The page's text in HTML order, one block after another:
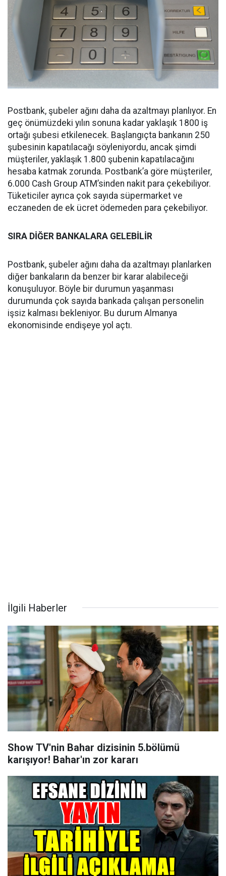
Postbank, şubeler ağını daha da azaltmayı planlıyor. En
geç önümüzdeki yılın sonuna kadar yaklaşık 1800 iş
ortağı şubesi etkilenecek. Başlangıçta bankanın 250
şubesinin kapatılacağı söyleniyordu, ancak şimdi
müşteriler, yaklaşık 1.800 şubenin kapatılacağını
hesaba katmak zorunda. Postbank’a göre müşteriler,
6.000 Cash Group ATM’sinden nakit para çekebiliyor.
Tüketiciler ayrıca çok sayıda süpermarket ve
eczaneden de ek ücret ödemeden para çekebiliyor.
SIRA DİĞER BANKALARA GELEBİLİR
Postbank, şubeler ağını daha da azaltmayı planlarken
diğer bankaların da benzer bir karar alabileceği
konuşuluyor. Böyle bir durumun yaşanması
durumunda çok sayıda bankada çalışan personelin
işsiz kalması bekleniyor. Bu durum Almanya
ekonomisinde endişeye yol açtı.
İlgili Haberler
Show TV'nin Bahar dizisinin 5.bölümü
karışıyor! Bahar'ın zor kararı